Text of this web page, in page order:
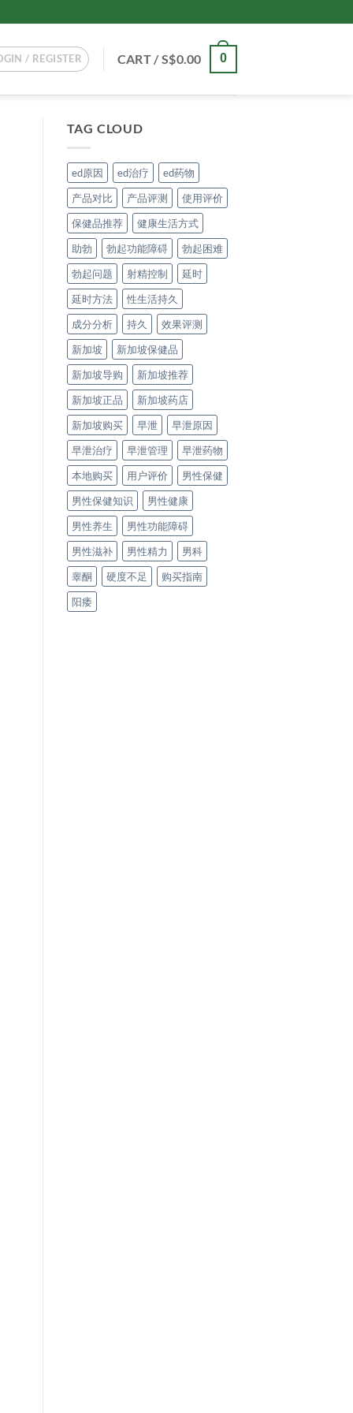
/ REGISTER CART /S$0.00 0
TAG CLOUD
ed原因 ed治疗
ed药物
产品对比
产品评测
使用评价
保健品推荐
健康生活方式
助勃
勃起功能障碍
勃起困难
勃起问题
射精控制
延时
延时方法
性生活持久
成分分析
持久
效果评测
新加坡
新加坡保健品
新加坡导购
新加坡推荐
新加坡正品
新加坡药店
新加坡购买
早泄
早泄原因
早泄治疗
早泄管理
早泄药物
本地购买
用户评价
男性保健
男性保健知识
男性健康
男性养生
男性功能障碍
男性滋补
男性精力
男科
睾酮
硬度不足
购买指南
阳痿